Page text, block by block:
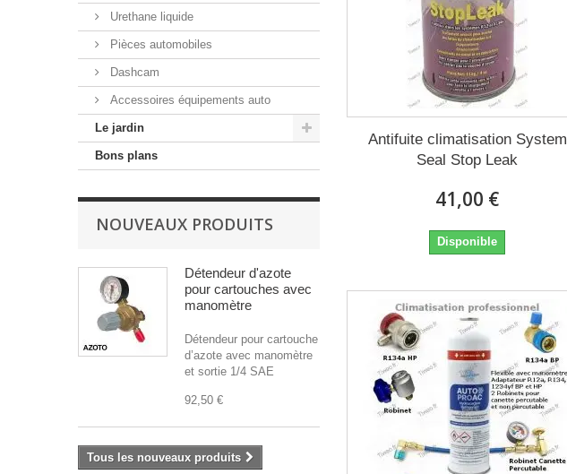
Urethane liquide
Pièces automobiles
Dashcam
Accessoires équipements auto
Le jardin
Bons plans
NOUVEAUX PRODUITS
Détendeur d'azote
pour cartouches avec
manomètre
Détendeur pour cartouche
d’azote avec manomètre
et sortie 1/4 SAE
92,50 €
Tous les nouveaux produits
Antifuite climatisation System
Seal Stop Leak
41,00 €
Disponible